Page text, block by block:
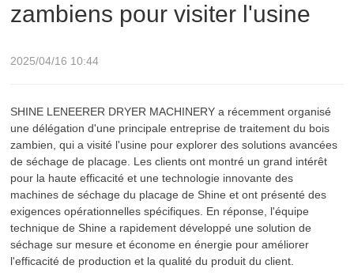
zambiens pour visiter l'usine
2025/04/16 10:44
SHINE LENEERER DRYER MACHINERY a récemment organisé
une délégation d'une principale entreprise de traitement du bois
zambien, qui a visité l'usine pour explorer des solutions avancées
de séchage de placage. Les clients ont montré un grand intérêt
pour la haute efficacité et une technologie innovante des
machines de séchage du placage de Shine et ont présenté des
exigences opérationnelles spécifiques. En réponse, l'équipe
technique de Shine a rapidement développé une solution de
séchage sur mesure et économe en énergie pour améliorer
l'efficacité de production et la qualité du produit du client.